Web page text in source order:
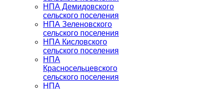
НПА Демидовского
сельского поселения
НПА Зеленовского
сельского поселения
НПА Кисловского
сельского поселения
НПА
Красносельцевского
сельского поселения
НПА